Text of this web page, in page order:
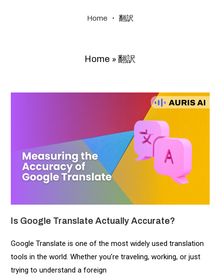
Home ・ 翻訳
Home »翻訳
Is Google Translate Actually Accurate?
Google Translate is one of the most widely used translation
tools in the world. Whether you’re traveling, working, or just
trying to understand a foreign